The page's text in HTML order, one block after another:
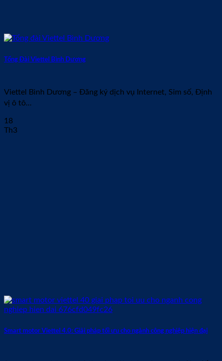
Tổng Đài Viettel Bình Dương
Viettel Bình Dương – Đăng ký dịch vụ Internet, Sim số, Định
vị ô tô...
18
Th3
Smart motor Viettel 4.0: Giải pháp tối ưu cho ngành công nghiệp hiện đại